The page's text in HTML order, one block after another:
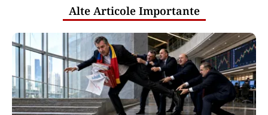
Alte Articole Importante